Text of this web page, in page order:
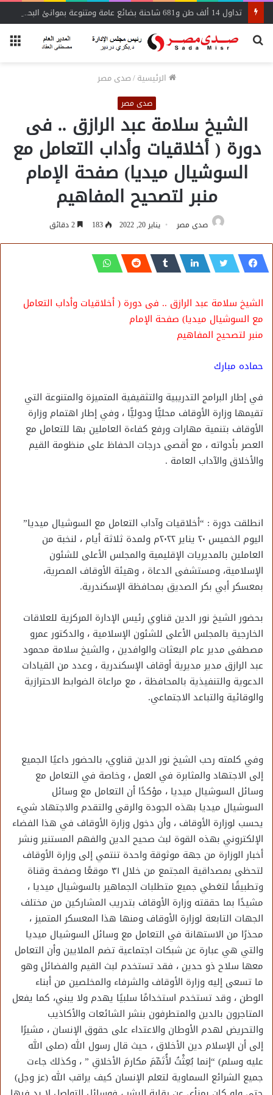
تداول 14 ألف طن و681 شاحنة بضائع عامة ومتنوعة بموانئ البحر الأحمر
بحث
الرئيسية/صدى مصر
صدى مصر
الشيخ سلامة عبد الرازق .. فى
دورة ( أخلاقيات وأداب التعامل مع
السوشيال ميديا) صفحة الإمام
منبر لتصحيح المفاهيم
صدى مصر يناير 20, 2022 183 2 دقائق
الشيخ سلامة عبد الرازق .. فى دورة ( أخلاقيات وأداب التعامل
مع السوشيال ميديا) صفحة الإمام
منبر لتصحيح المفاهيم
حماده مبارك
في إطار البرامج التدريبية والتثقيفية المتميزة والمتنوعة التي
تقيمها وزارة الأوقاف محليًّا ودوليًّا ، وفي إطار اهتمام وزارة
الأوقاف بتنمية مهارات ورفع كفاءة العاملين بها للتعامل مع
العصر بأدواته ، مع أقصى درجات الحفاظ على منظومة القيم
والأخلاق والآداب العامة .
انطلقت دورة : “أخلاقيات وآداب التعامل مع السوشيال ميديا”
اليوم الخميس ٢٠ يناير ٢٠٢٢م ولمدة ثلاثة أيام ، لنخبة من
العاملين بالمديريات الإقليمية والمجلس الأعلى للشئون
الإسلامية، ومستشفى الدعاة ، وهيئة الأوقاف المصرية،
بمعسكر أبي بكر الصديق بمحافظة الإسكندرية.
بحضور الشيخ نور الدين قناوي رئيس الإدارة المركزية للعلاقات
الخارجية بالمجلس الأعلى للشئون الإسلامية ، والدكتور عمرو
مصطفى مدير عام البعثات والوافدين ، والشيخ سلامة محمود
عبد الرازق مدير مديرية أوقاف الإسكندرية ، وعدد من القيادات
الدعوية والتنفيذية بالمحافظة ، مع مراعاة الضوابط الاحترازية
والوقائية والتباعد الاجتماعي.
وفي كلمته رحب الشيخ نور الدين قناوي، بالحضور داعيًا الجميع
إلى الاجتهاد والمثابرة في العمل ، وخاصة في التعامل مع
وسائل السوشيال ميديا ، ‏مؤكدًا أن التعامل مع وسائل
السوشيال ميديا بهذه الجودة والرقي والتقدم والاجتهاد شيء
يحسب لوزارة الأوقاف ، وأن دخول وزارة الأوقاف في هذا الفضاء
الإلكتروني بهذه القوة لبث صحيح الدين والفهم المستنير ونشر
أخبار الوزارة من جهة موثوقة واحدة تنتمي إلى وزارة الأوقاف
لتحظى بمصداقية المجتمع من خلال ٣١ موقعًا وصفحة وقناة
وتطبيقًا لتغطي جميع متطلبات الجماهير بالسوشيال ميديا ،
‏مشيدًا بما حققته وزارة الأوقاف بتدريب المشاركين من مختلف
الجهات التابعة لوزارة الأوقاف ومنها هذا المعسكر المتميز ،
‏محذرًا من الاستهانة في التعامل مع وسائل السوشيال ميديا
والتي هي عبارة عن شبكات اجتماعية تضم الملايين وأن التعامل
معها سلاح ذو حدين ، فقد تستخدم لبث القيم والفضائل وهو
ما تسعى إليه وزارة الأوقاف والشرفاء والمخلصين من أبناء
الوطن ، وقد تستخدم استخدامًا سلبيًا يهدم ولا يبني، كما يفعل
المتاجرون بالدين والمتطرفون بنشر الشائعات والأكاذيب
والتحريض لهدم الأوطان والاعتداء على حقوق الإنسان ، ‏مشيرًا
إلى أن الإسلام دين الأخلاق ، حيث قال رسول الله (صلى الله
عليه وسلم) “إنما بُعِثْتُ لأُتَمِّمَ مكارمَ الأخلاقِ ” ، وكذلك جاءت
جميع الشرائع السماوية لتعلم الإنسان كيف يراقب الله (عز وجل)